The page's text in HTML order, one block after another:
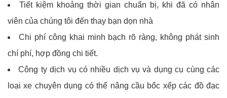
Tiết kiệm khoảng thời gian chuẩn bị, khi đã có nhân
viên của chúng tôi đến thay bạn dọn nhà
Chi phí công khai minh bạch rõ ràng, không phát sinh
chí phí, hợp đồng chi tiết.
Công ty dịch vụ có nhiều dịch vụ và dụng cụ cùng các
loại xe chuyên dụng có thể nâng cầu bốc xếp các đồ đạc